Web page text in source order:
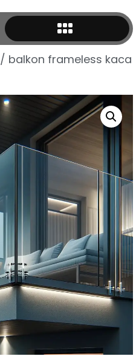
/ balkon frameless kaca